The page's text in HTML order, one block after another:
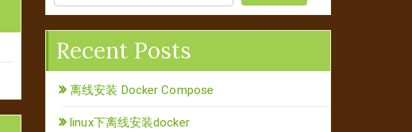
Recent Posts
离线安装 Docker Compose
linux下离线安装docker